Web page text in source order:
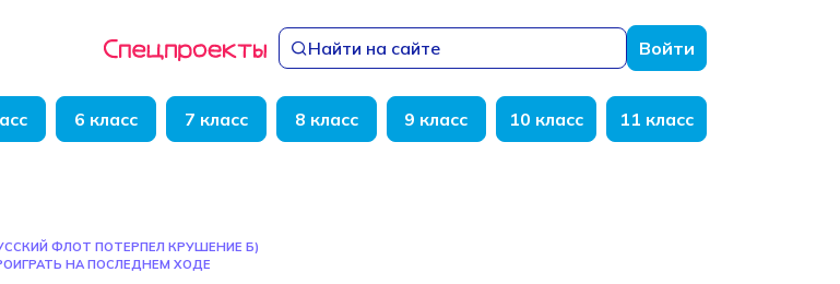
Найти на сайте Войти
6 класс 7 класс 8 класс 9 класс 10 класс 11 класс
ФЛОТ ПОТЕРПЕЛ КРУШЕНИЕ Б)
НА ПОСЛЕДНЕМ ХОДЕ